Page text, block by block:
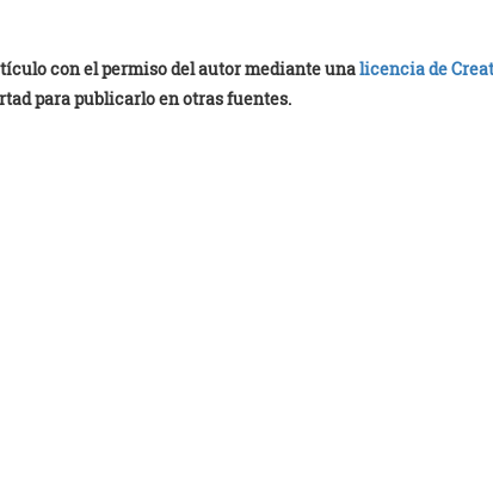
con el permiso del autor mediante unalicencia de
para publicarlo en otras fuentes.